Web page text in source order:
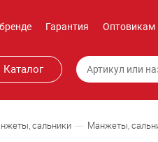
Каталог
Гарантия Оптовикам
сальники Манжеты,